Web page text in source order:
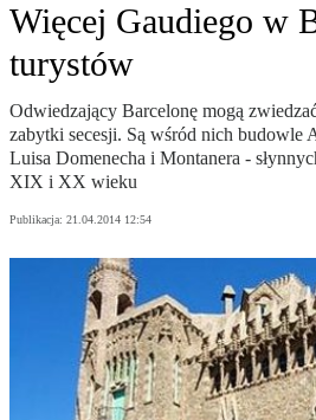
Więcej Gaudiego w
turystów
Odwiedzający Barcelonę mogą
zabytki secesji. Są wśród nich budowle
Luisa Domenecha i Montanera -
XIX i XX wieku
Publikacja: 21.04.2014 12:54